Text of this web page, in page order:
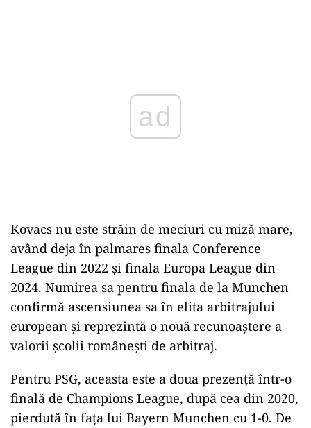
ad
Kovacs nu este străin de meciuri cu miză mare,
având deja în palmares finala Conference
League din 2022 și finala Europa League din
2024. Numirea sa pentru finala de la Munchen
confirmă ascensiunea sa în elita arbitrajului
european și reprezintă o nouă recunoaștere a
valorii școlii românești de arbitraj.
Pentru PSG, aceasta este a doua prezență într-o
finală de Champions League, după cea din 2020,
pierdută în fața lui Bayern Munchen cu 1-0. De